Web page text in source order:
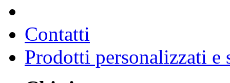
Contatti
Prodotti personalizzati e